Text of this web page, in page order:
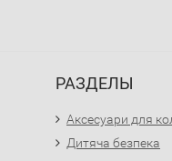
РАЗДЕЛЫ
Аксесуари для
Дитяча безпека